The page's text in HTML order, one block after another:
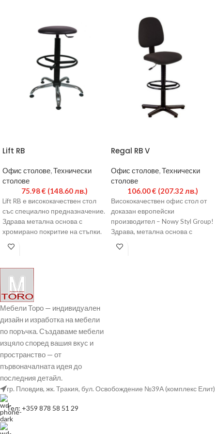
Lift RB
Офис столове,Технически
столове
75.98€ (148.60 лв.)
Lift RB е висококачествен стол
със специално предназначение.
Здрава метална основа с
хромирано покритие на стъпки.
Газов амортисьор за плавно
Regal RB V
Офис столове,Технически
столове
106.00€ (207.32 лв.)
Висококачествен офис стол от
доказан европейски
производител – Nowy Styl Group!
Здрава, метална основа с
пластмасови декоративни
елементи. Газов амортисьор
Мебели Торо — индивидуален
дизайн и изработка на мебели
по поръчка. Създаваме мебели
изцяло според вашия вкус и
пространство — от
първоначалната идея до
последния детайл.
гр. Пловдив, жк. Тракия, бул. Освобождение №39А (комплекс Елит)
Тел: +359 878 58 51 29